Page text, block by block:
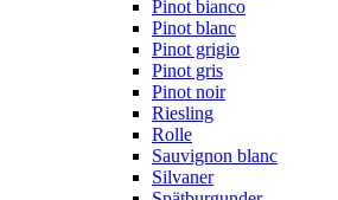
Pinot bianco
Pinot blanc
Pinot grigio
Pinot gris
Pinot noir
Riesling
Rolle
Sauvignon blanc
Silvaner